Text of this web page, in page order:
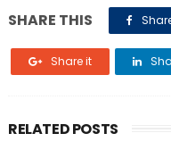
SHARE THIS
Share it
RELATED POSTS